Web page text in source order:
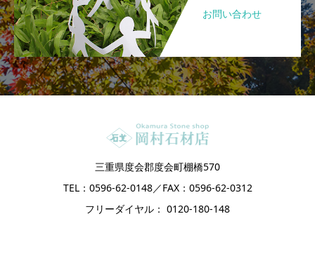
お問い合わせ
三重県度会郡度会町棚橋570
TEL：0596-62-0148／FAX：0596-62-0312
フリーダイヤル： 0120-180-148